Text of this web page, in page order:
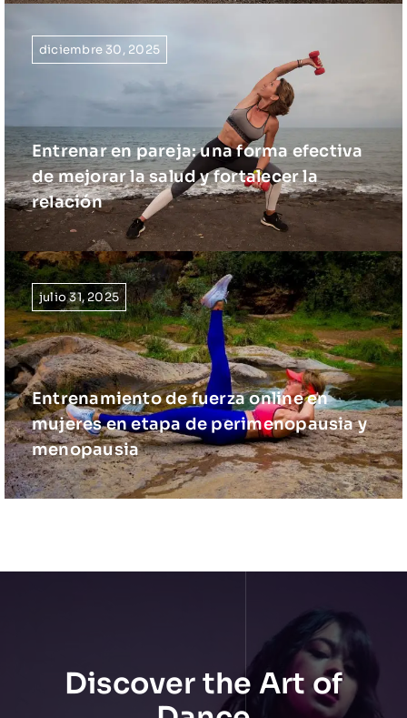
diciembre 30, 2025
Entrenar en pareja: una forma efectiva
de mejorar la salud y fortalecer la
relación
julio 31, 2025
Entrenamiento de fuerza online en
mujeres en etapa de perimenopausia y
menopausia
Discover the Art of